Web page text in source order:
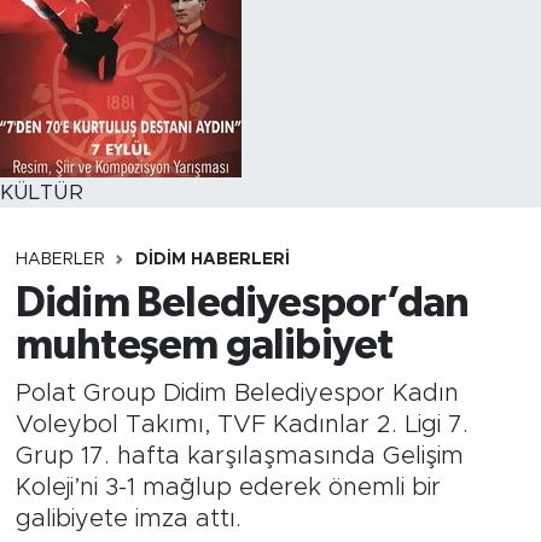
KÜLTÜR
HABERLER DIDIM HABERLERI
Didim Belediyespor’dan
muhteşem galibiyet
Polat Group Didim Belediyespor Kadın
Voleybol Takımı, TVF Kadınlar 2. Ligi 7.
Grup 17. hafta karşılaşmasında Gelişim
Koleji’ni 3-1 mağlup ederek önemli bir
galibiyete imza attı.